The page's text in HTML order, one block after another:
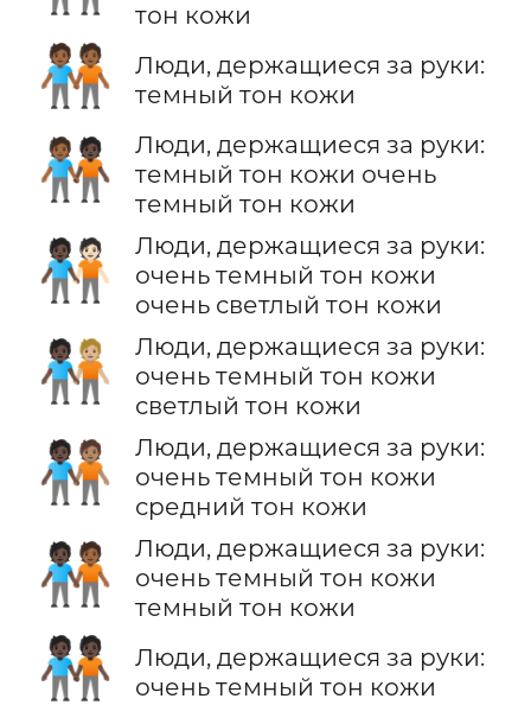
тон кожи
🧑🏾‍🤝‍🧑🏾
Люди, держащиеся за руки:
темный тон кожи
🧑🏾‍🤝‍🧑🏿
Люди, держащиеся за руки:
темный тон кожи очень
темный тон кожи
🧑🏿‍🤝‍🧑🏻
Люди, держащиеся за руки:
очень темный тон кожи
очень светлый тон кожи
🧑🏿‍🤝‍🧑🏼
Люди, держащиеся за руки:
очень темный тон кожи
светлый тон кожи
🧑🏿‍🤝‍🧑🏽
Люди, держащиеся за руки:
очень темный тон кожи
средний тон кожи
🧑🏿‍🤝‍🧑🏾
Люди, держащиеся за руки:
очень темный тон кожи
темный тон кожи
🧑🏿‍🤝‍🧑🏿
Люди, держащиеся за руки:
очень темный тон кожи